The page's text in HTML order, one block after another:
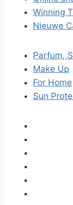
Winning
Nieuwe
Parfum,
Make Up
For Home
Sun